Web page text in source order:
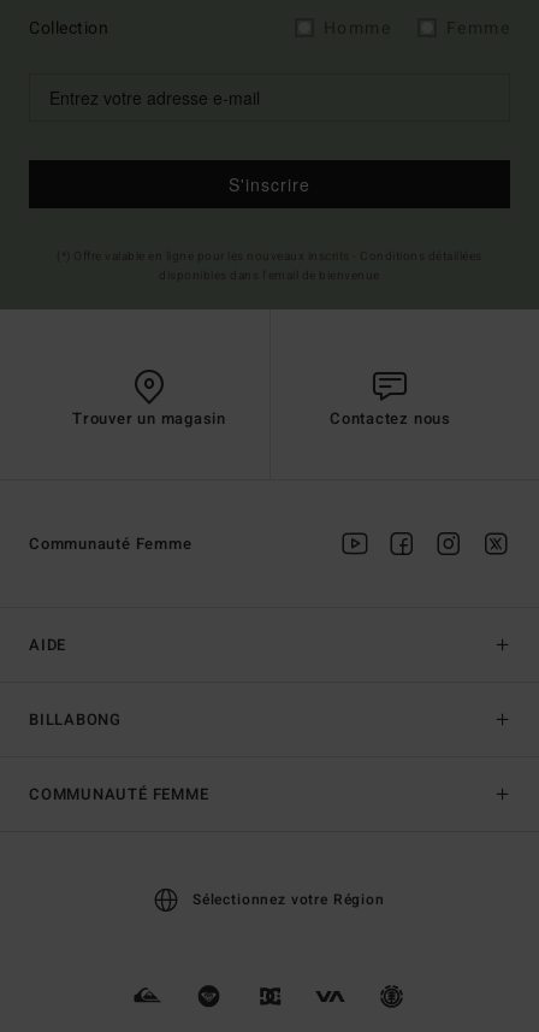
Collection
S'inscrire
Trouver un magasin Contactez nous
AIDE
BILLABONG
Communauté Femme
COMMUNAUTÉ FEMME
Sélectionnez votre Région